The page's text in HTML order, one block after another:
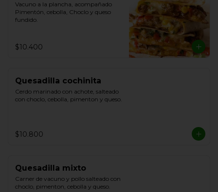
Vacuno a la plancha, acompañado
Pimentón, cebolla, Choclo y queso
fundido.
$10.400
Quesadilla cochinita
Cerdo marinado con achote, salteado
con choclo, cebolla, pimenton y queso.
$10.800
Quesadilla mixto
Carner de vacuno y pollo salteado con
choclo, pimenton, cebolla y queso.